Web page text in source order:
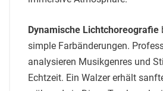
Dynamische Lichtchoreografie
simple Farbänderungen.
analysieren Musikgenres und
Echtzeit. Ein Walzer erhält